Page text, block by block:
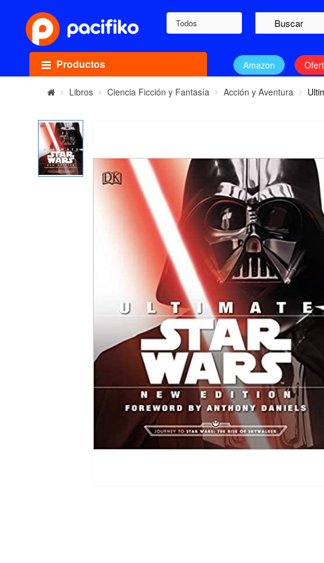
Todos
Productos Amazon
Libros Ciencia Ficción y Fantasía Acción y Aventura